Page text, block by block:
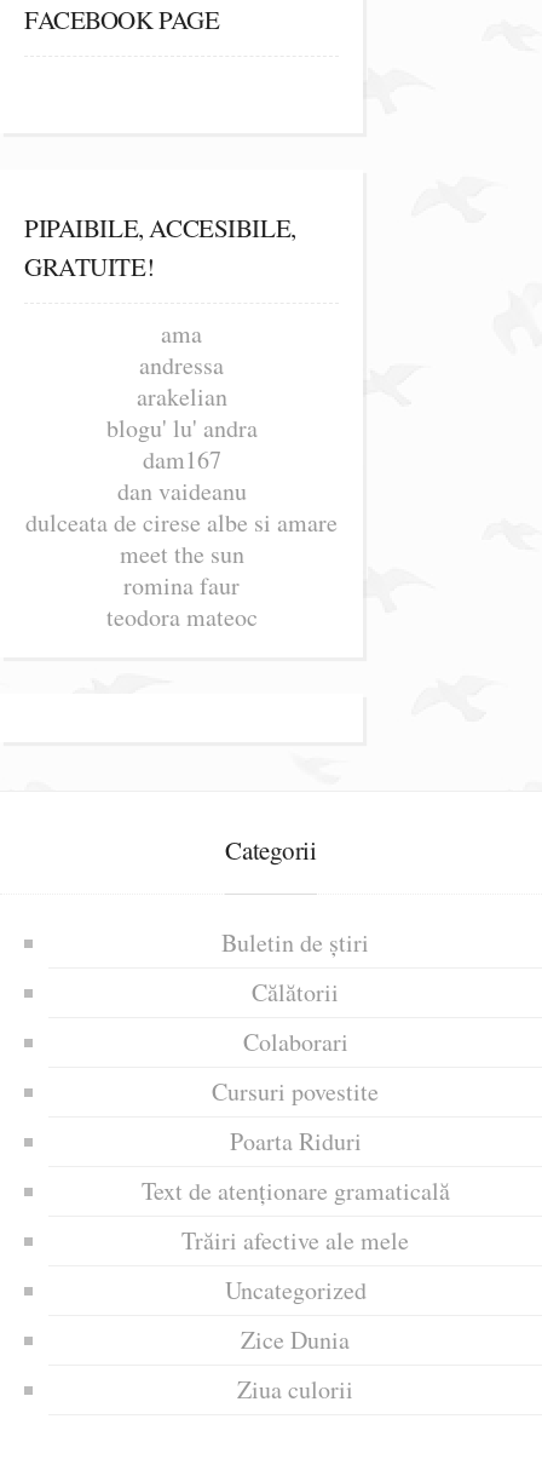
FACEBOOK PAGE
PIPAIBILE, ACCESIBILE,
GRATUITE!
ama
andressa
arakelian
blogu' lu' andra
dam167
dan vaideanu
dulceata de cirese albe si amare
meet the sun
romina faur
teodora mateoc
Categorii
Buletin de știri
Călătorii
Colaborari
Cursuri povestite
Poarta Riduri
Text de atenționare gramaticală
Trăiri afective ale mele
Uncategorized
Zice Dunia
Ziua culorii